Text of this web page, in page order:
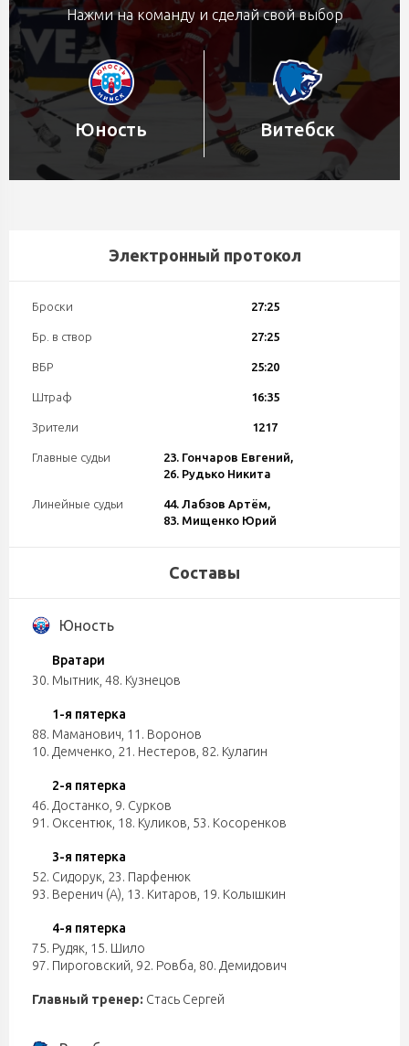
Нажми на команду и сделай свой выбор
Юность Витебск
Электронный протокол
Броски 27:25
Бр. в створ 27:25
ВБР 25:20
Штраф 16:35
Зрители 1217
Главные судьи
23. Гончаров Евгений,
26. Рудько Никита
Линейные судьи
44. Лабзов Артём,
83. Мищенко Юрий
Составы
Юность
Вратари
30. Мытник 48. Кузнецов
1-я пятерка
88. Маманович 11. Воронов
10. Демченко 21. Нестеров 82. Кулагин
2-я пятерка
46. Достанко 9. Сурков
91. Оксентюк 18. Куликов 53. Косоренков
3-я пятерка
52. Сидорук 23. Парфенюк
93. Веренич (А) 13. Китаров 19. Колышкин
4-я пятерка
75. Рудяк 15. Шило
97. Пироговский 92. Ровба 80. Демидович
Главный тренер: Стась Сергей